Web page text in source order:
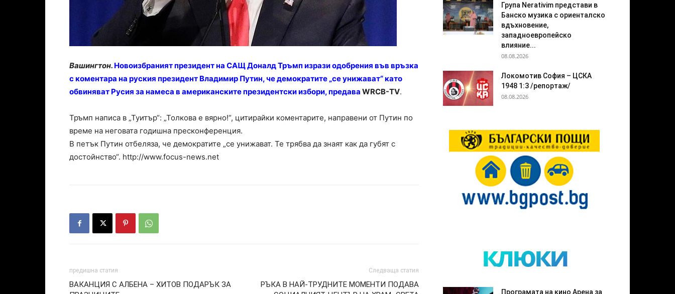
Вашингтон. Новоизбраният президент на САЩ Доналд Тръмп изрази одобрения във връзка
с коментара на руския президент Владимир Путин, че демократите „се унижават“ като
обвиняват Русия за намеса в американските президентски избори, предава WRCB-TV.
Тръмп написа в „Туитър“: „Толкова е вярно!“, цитирайки коментарите, направени от Путин по
време на неговата годишна пресконференция.
В петък Путин отбеляза, че демократите „се унижават. Те трябва да знаят как да губят с
достойнство“. http://www.focus-news.net
предишна статия
ВАКАНЦИЯ С АЛБЕНА – ХИТОВ ПОДАРЪК ЗА
Следваща статия
РЪКА В НАЙ-ТРУДНИТЕ МОМЕНТИ ПОДАВА
Група Nerativim представи в
Банско музика с ориенталско
вдъхновение,
западноевропейско
влияние...
08.08.2026
Локомотив София – ЦСКА
1948 1:3 /репортаж/
08.08.2026
клюки
Програмата на кино Арена за